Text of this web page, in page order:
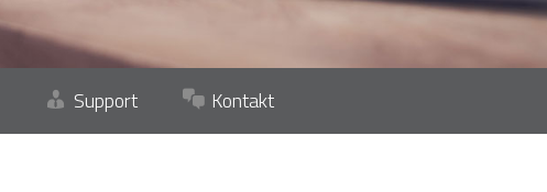
Support Kontakt